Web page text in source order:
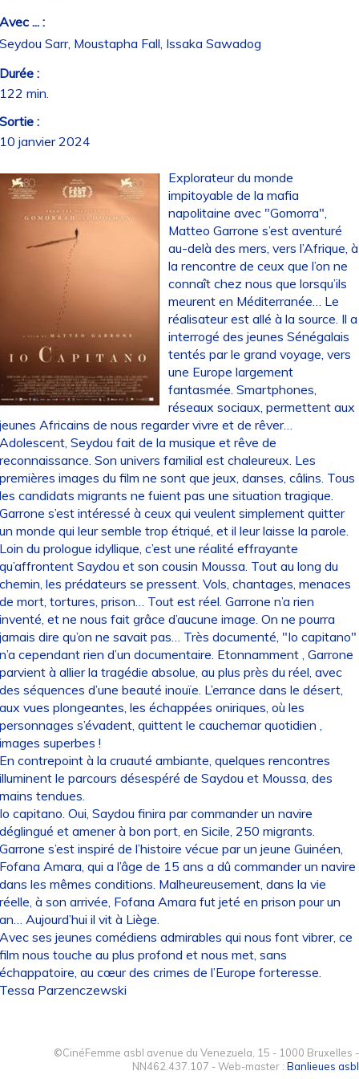
... :
Sarr, Moustapha Fall, Issaka Sawadog
:
min.
:
janvier 2024
Explorateur du monde
impitoyable de la mafia
napolitaine avec "Gomorra",
Matteo Garrone s’est aventuré
au-delà des mers, vers l’Afrique, à
la rencontre de ceux que l’on ne
connaît chez nous que lorsqu’ils
meurent en Méditerranée… Le
réalisateur est allé à la source. Il a
interrogé des jeunes Sénégalais
tentés par le grand voyage, vers
une Europe largement
fantasmée. Smartphones,
réseaux sociaux, permettent aux
Africains de nous regarder vivre et de rêver…
Seydou fait de la musique et rêve de
Son univers familial est chaleureux. Les
images du film ne sont que jeux, danses, câlins. Tous
candidats migrants ne fuient pas une situation tragique.
s’est intéressé à ceux qui veulent simplement quitter
monde qui leur semble trop étriqué, et il leur laisse la parole.
du prologue idyllique, c’est une réalité effrayante
Saydou et son cousin Moussa. Tout au long du
les prédateurs se pressent. Vols, chantages, menaces
mort, tortures, prison… Tout est réel. Garrone n’a rien
et ne nous fait grâce d’aucune image. On ne pourra
dire qu’on ne savait pas… Très documenté, "Io capitano"
cependant rien d’un documentaire. Etonnamment , Garrone
à allier la tragédie absolue, au plus près du réel, avec
séquences d’une beauté inouïe. L’errance dans le désert,
vues plongeantes, les échappées oniriques, où les
s’évadent, quittent le cauchemar quotidien ,
superbes !
contrepoint à la cruauté ambiante, quelques rencontres
le parcours désespéré de Saydou et Moussa, des
tendues.
capitano. Oui, Saydou finira par commander un navire
et amener à bon port, en Sicile, 250 migrants.
s’est inspiré de l’histoire vécue par un jeune Guinéen,
Amara, qui a l’âge de 15 ans a dû commander un navire
les mêmes conditions. Malheureusement, dans la vie
à son arrivée, Fofana Amara fut jeté en prison pour un
Aujourd’hui il vit à Liège.
ses jeunes comédiens admirables qui nous font vibrer, ce
nous touche au plus profond et nous met, sans
au cœur des crimes de l’Europe forteresse.
Parzenczewski
©CinéFemme asbl avenue du Venezuela, 15 - 1000 Bruxelles -
NN462.437.107 - Web-master : Banlieues asbl